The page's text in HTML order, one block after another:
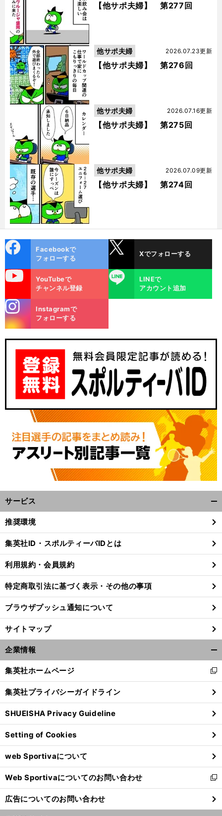
】 【
プ
】
【他サポ夫婦】 第277回
【他サポ夫婦】 第276回
2026.07.23更新
他サポ夫婦
【他サポ夫婦】 第275回
2026.07.16更新
他サポ夫婦
【他サポ夫婦】 第274回
2026.07.09更新
他サポ夫婦
ok
Facebookで
フォローする
Xでフォローする
YouTubeで
チャンネル登録
LINE
LINEで
アカウント追加
m
Instagramで
フォローする
サービス
閉
る
推奨環境
集英社ID・スポルティーバIDとは
利用規約・会員規約
特定商取引法に基づく表示・その他の事項
ブラウザプッシュ通知について
サイトマップ
企業情報
閉
る
集英社ホームページ
新
し
い
ウ
ィ
ン
ド
ウ
で
開
く
集英社プライバシーガイドライン
SHUEISHA Privacy Guideline
Setting of Cookies
web Sportivaについて
Web Sportivaについてのお問い合わせ
新
し
い
ウ
広告についてのお問い合わせ